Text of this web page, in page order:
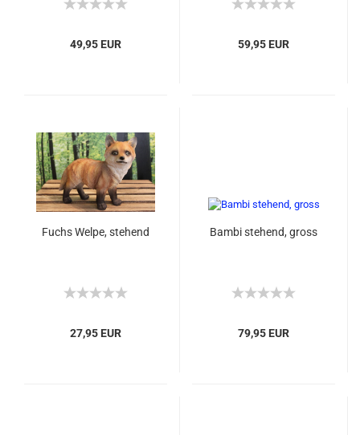
49,95 EUR 59,95 EUR
Fuchs Welpe, stehend
27,95 EUR
Bambi stehend, gross
79,95 EUR